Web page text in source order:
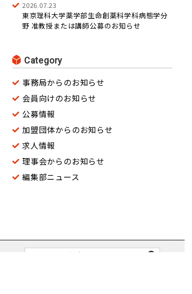
2026.07.23
東京理科大学薬学部生命創薬科学科病態学分
野 准教授または講師公募のお知らせ
Category
事務局からのお知らせ
会員向けのお知らせ
公募情報
加盟団体からのお知らせ
求人情報
理事会からのお知らせ
編集部ニュース